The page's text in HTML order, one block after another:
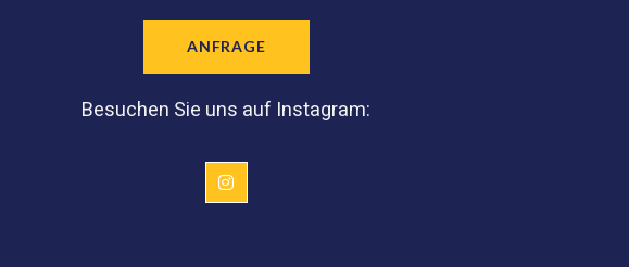
ANFRAGE
Besuchen Sie uns auf Instagram: